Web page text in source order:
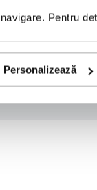
Pentru
Personalizează
EB